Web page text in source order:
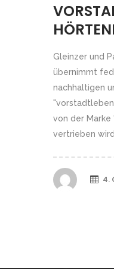
Gleinzer und
übernimmt
nachhaltigen
von der Marke
vertrieben
4.